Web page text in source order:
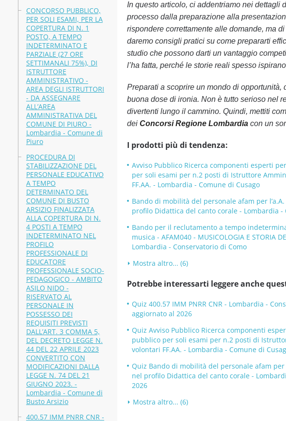
CONCORSO PUBBLICO,
PER SOLI ESAMI, PER LA
COPERTURA DI N. 1
POSTO, A TEMPO
INDETERMINATO E
PARZIALE (27 ORE
SETTIMANALI 75%), DI
ISTRUTTORE
AMMINISTRATIVO -
AREA DEGLI ISTRUTTORI
- DA ASSEGNARE
ALL’AREA
AMMINISTRATIVA DEL
COMUNE DI PIURO -
Lombardia - Comune di
Piuro
PROCEDURA DI
STABILIZZAZIONE DEL
PERSONALE EDUCATIVO
A TEMPO
DETERMINATO DEL
COMUNE DI BUSTO
ARSIZIO FINALIZZATA
ALLA COPERTURA DI N.
4 POSTI A TEMPO
INDETERMINATO NEL
PROFILO
PROFESSIONALE DI
EDUCATORE
PROFESSIONALE SOCIO-
PEDAGOGICO - AMBITO
ASILO NIDO -
RISERVATO AL
PERSONALE IN
POSSESSO DEI
REQUISITI PREVISTI
DALL’ART. 3 COMMA 5,
DEL DECRETO LEGGE N.
44 DEL 22 APRILE 2023
CONVERTITO CON
MODIFICAZIONI DALLA
LEGGE N. 74 DEL 21
GIUGNO 2023. -
Lombardia - Comune di
Busto Arsizio
400.57 IMM PNRR CNR -
In questo articolo, ci addentriamo nei dettagli
processo dalla preparazione alla
rispondere correttamente alle domande, ma
daremo consigli pratici su come prepararti
studio che possono darti un vantaggio
l’ha fatta, perché le storie reali spesso
Preparati a scoprire un mondo di
buona dose di ironia. Non è tutto serioso nel
divertenti lungo il cammino. Quindi, mettiti
dei Concorsi Regione Lombardiacon un
I prodotti più di tendenza:
Avviso Pubblico Ricerca componenti esperti
per soli esami per n.2 posti di Istruttore
FF.AA. - Lombardia - Comune di Cusago
Bando di mobilità del personale afam per
profilo Didattica del canto corale - Lombardia -
Bando per il reclutamento a tempo
musica - AFAM040 - MUSICOLOGIA E STORIA
Lombardia - Conservatorio di Como
Mostra altro... (6)
Potrebbe interessarti leggere anche
Quiz 400.57 IMM PNRR CNR - Lombardia -
aggiornato al 2026
Quiz Avviso Pubblico Ricerca componenti
pubblico per soli esami per n.2 posti di
volontari FF.AA. - Lombardia - Comune di
Quiz Bando di mobilità del personale afam per
nel profilo Didattica del canto corale -
2026
Mostra altro... (6)